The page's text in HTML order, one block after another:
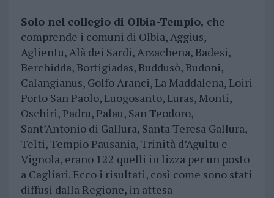
Solo nel collegio di Olbia-Tempio, che
comprende i comuni di Olbia, Aggius,
Aglientu, Alà dei Sardi, Arzachena, Badesi,
Berchidda, Bortigiadas, Buddusò, Budoni,
Calangianus, Golfo Aranci, La Maddalena, Loiri
Porto San Paolo, Luogosanto, Luras, Monti,
Oschiri, Padru, Palau, San Teodoro,
Sant’Antonio di Gallura, Santa Teresa Gallura,
Telti, Tempio Pausania, Trinità d’Agultu e
Vignola, erano 122 quelli in lizza per un posto
a Cagliari. Ecco i risultati, così come sono stati
diffusi dalla Regione, in attesa